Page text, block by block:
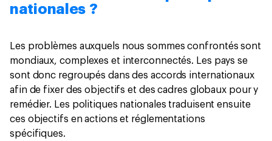
nationales ?
Les problèmes auxquels nous sommes confrontés sont
mondiaux, complexes et interconnectés. Les pays se
sont donc regroupés dans des accords internationaux
afin de fixer des objectifs et des cadres globaux pour y
remédier. Les politiques nationales traduisent ensuite
ces objectifs en actions et réglementations
spécifiques.